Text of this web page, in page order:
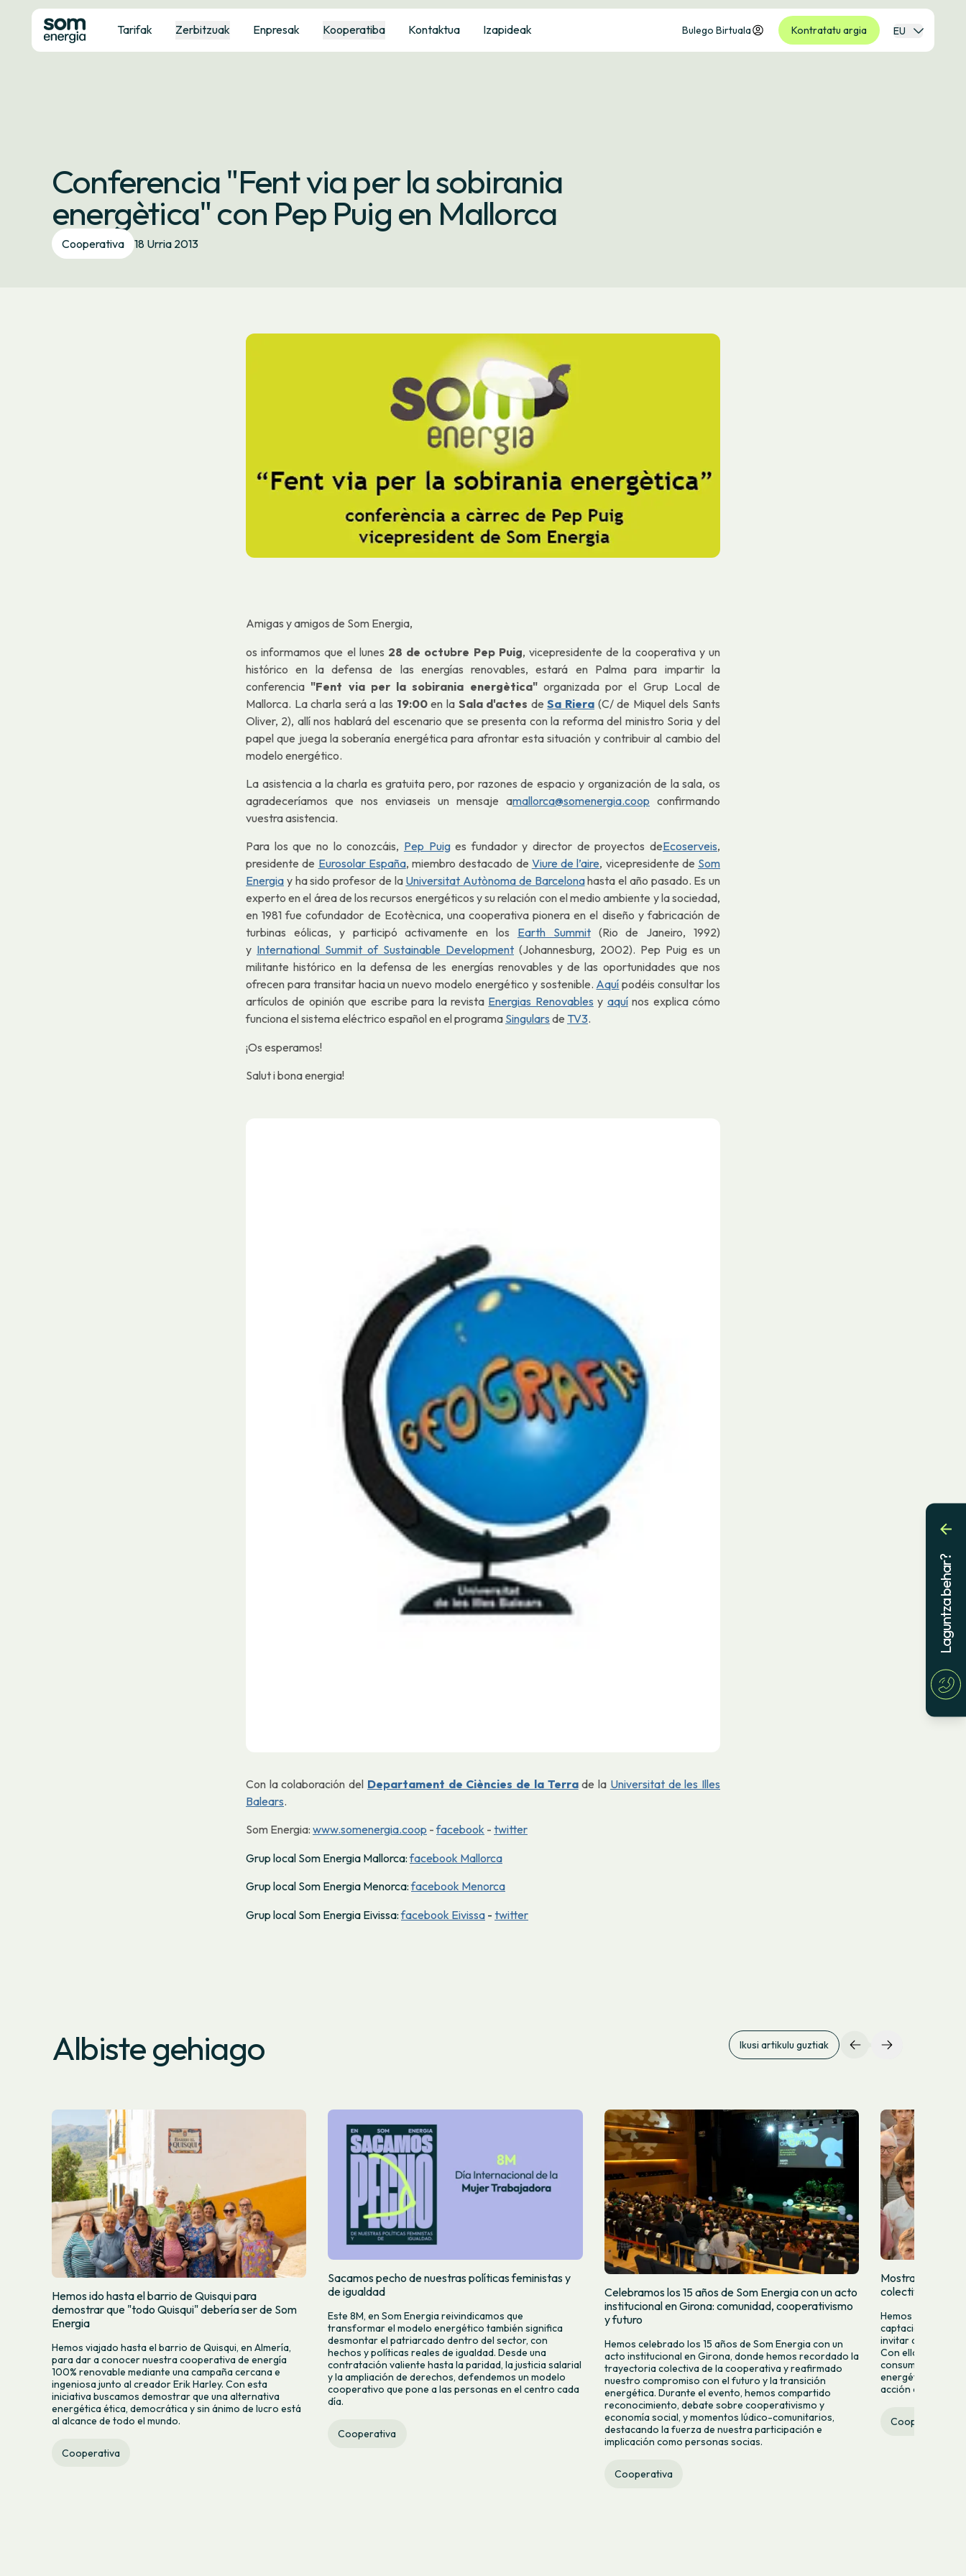
Tarifak Zerbitzuak Enpresak Kooperatiba Kontaktua Izapideak Bulego Birtuala Kontratatu argia EU
Conferencia "Fent via per la sobirania
energètica" con Pep Puig en Mallorca
Cooperativa 18 Urria 2013
Amigas y amigos de Som Energia,
os informamos que el lunes 28 de octubre Pep Puig, vicepresidente de la cooperativa y un
histórico en la defensa de las energías renovables, estará en Palma para impartir la
conferencia "Fent via per la sobirania energètica"organizada por el Grup Local de
Mallorca. La charla será a las 19:00en la Sala d'actes deSa Riera (C/ de Miquel dels Sants
Oliver, 2), allí nos hablará del escenario que se presenta con la reforma del ministro Soria y del
papel que juega la soberanía energética para afrontar esta situación y contribuir al cambio del
modelo energético.
La asistencia a la charla es gratuita pero, por razones de espacio y organización de la sala, os
agradeceríamos que nos enviaseis un mensaje amallorca@somenergia.coop confirmando
vuestra asistencia.
Para los que no lo conozcáis, Pep Puiges fundador y director de proyectos deEcoserveis,
presidente de Eurosolar España, miembro destacado de Viure de l’aire, vicepresidente de Som
Energia y ha sido profesor de la Universitat Autònoma de Barcelonahasta el año pasado. Es un
experto en el área de los recursos energéticos y su relación con el medio ambiente y la sociedad,
en 1981 fue cofundador de Ecotècnica, una cooperativa pionera en el diseño y fabricación de
turbinas eólicas, y participó activamente en los Earth Summit(Rio de Janeiro, 1992)
y International Summit of Sustainable Development (Johannesburg, 2002). Pep Puig es un
militante histórico en la defensa de les energías renovables y de las oportunidades que nos
ofrecen para transitar hacia un nuevo modelo energético y sostenible. Aquí podéis consultar los
artículos de opinión que escribe para la revista Energias Renovables y aquínos explica cómo
funciona el sistema eléctrico español en el programa Singulars de TV3.
¡Os esperamos!
Salut i bona energia!
Con la colaboración del Departament de Ciències de la Terrade la Universitat de les Illes
Balears.
Som Energia: www.somenergia.coop -facebook - twitter
Grup local Som Energia Mallorca:facebook Mallorca
Grup local Som Energia Menorca:facebook Menorca
Grup local Som Energia Eivissa:facebook Eivissa - twitter
Albiste gehiago Ikusi artikulu guztiak
Hemos ido hasta el barrio de Quisqui para
demostrar que "todo Quisqui" debería ser de Som
Energia
Hemos viajado hasta el barrio de Quisqui, en Almería,
para dar a conocer nuestra cooperativa de energía
100% renovable mediante una campaña cercana e
ingeniosa junto al creador Erik Harley. Con esta
iniciativa buscamos demostrar que una alternativa
energética ética, democrática y sin ánimo de lucro está
al alcance de todo el mundo.
Cooperativa
Sacamos pecho de nuestras políticas feministas y
de igualdad
Este 8M, en Som Energia reivindicamos que
transformar el modelo energético también significa
desmontar el patriarcado dentro del sector, con
hechos y políticas reales de igualdad. Desde una
contratación valiente hasta la paridad, la justicia salarial
y la ampliación de derechos, defendemos un modelo
cooperativo que pone a las personas en el centro cada
día.
Cooperativa
Celebramos los 15 años de Som Energia con un acto
institucional en Girona: comunidad, cooperativismo
y futuro
Hemos celebrado los 15 años de Som Energia con un
acto institucional en Girona, donde hemos recordado la
trayectoria colectiva de la cooperativa y reafirmado
nuestro compromiso con el futuro y la transición
energética. Durante el evento, hemos compartido
reconocimiento, debate sobre cooperativismo y
economía social, y momentos lúdico-comunitarios,
destacando la fuerza de nuestra participación e
implicación como personas socias.
Cooperativa
Mostramos
colectivamente
Hemos lanzado
captación para
invitar a más
Con ella
consumir energía
energético desde
acción colectiva.
Cooperativa
Laguntza behar?